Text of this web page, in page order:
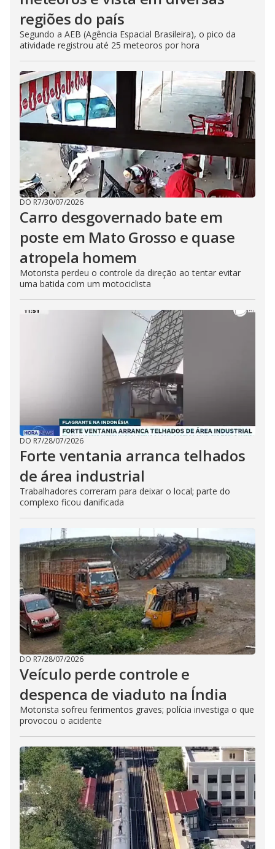
regiões do país
Segundo a AEB (Agência Espacial Brasileira), o pico da
atividade registrou até 25 meteoros por hora
DO R7/30/07/2026
Carro desgovernado bate em
poste em Mato Grosso e quase
atropela homem
Motorista perdeu o controle da direção ao tentar evitar
uma batida com um motociclista
DO R7/28/07/2026
Forte ventania arranca telhados
de área industrial
Trabalhadores correram para deixar o local; parte do
complexo ficou danificada
DO R7/28/07/2026
Veículo perde controle e
despenca de viaduto na Índia
Motorista sofreu ferimentos graves; polícia investiga o que
provocou o acidente